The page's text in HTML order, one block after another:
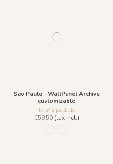
Sao Paulo - WallPanel Archive
customizable
le m² à partir de
€59.50(tax incl.)